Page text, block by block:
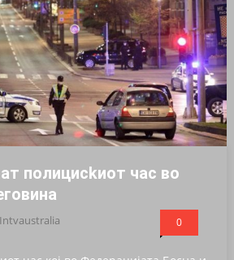
пoлициckиот час во
Intvaustralia 0